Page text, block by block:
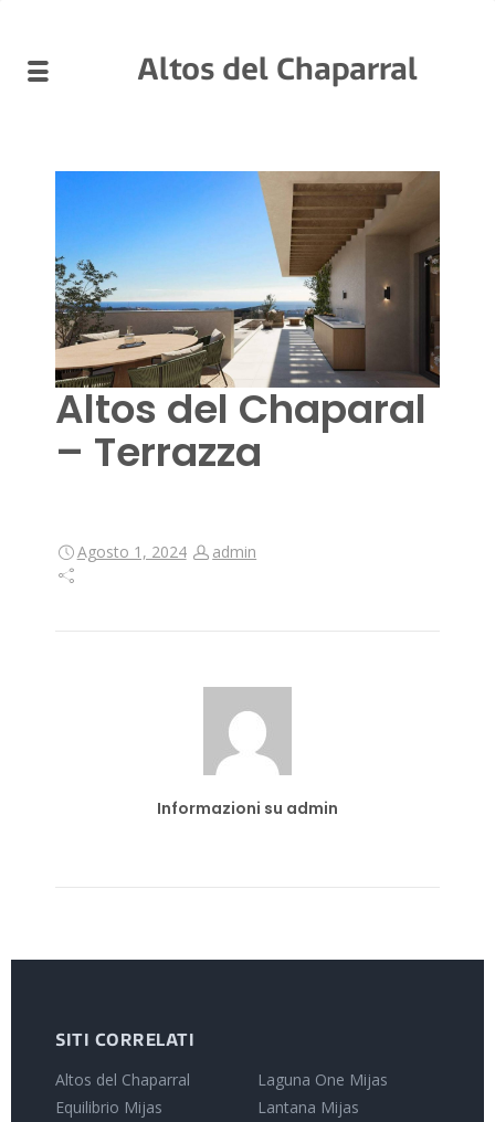
Altos del Chaparral
Altos del Chaparal
– Terrazza
Agosto 1, 2024 admin
Informazioni su admin
SITI CORRELATI
Altos del Chaparral
Equilibrio Mijas
Laguna One Mijas
Lantana Mijas